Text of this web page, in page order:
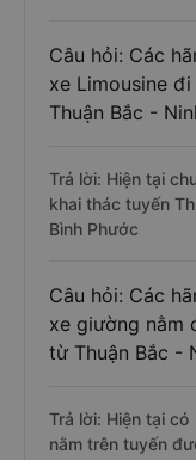
Câu hỏi: Các
xe Limousine
Thuận Bắc -
Trả lời: Hiện tại
khai thác tuyến
Bình Phước
Câu hỏi: Các
xe giường nằm
từ Thuận Bắc -
Trả lời: Hiện tại
nằm trên tuyến